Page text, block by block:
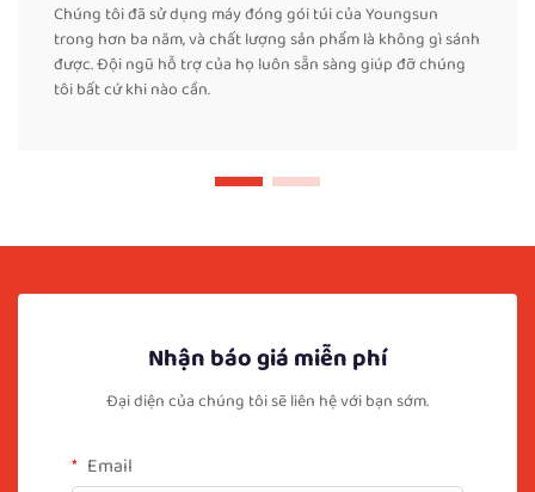
Chúng tôi đã sử dụng máy đóng gói túi của Youngsun
trong hơn ba năm, và chất lượng sản phẩm là không gì sánh
được. Đội ngũ hỗ trợ của họ luôn sẵn sàng giúp đỡ chúng
tôi bất cứ khi nào cần.
Nhận báo giá miễn phí
Đại diện của chúng tôi sẽ liên hệ với bạn sớm.
Email